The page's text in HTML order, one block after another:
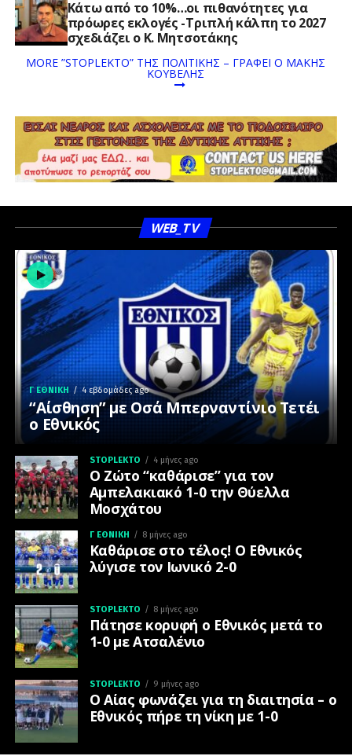
Κάτω από το 10%…οι πιθανότητες για
πρόωρες εκλογές -Τριπλή κάλπη το 2027
σχεδιάζει ο Κ. Μητσοτάκης
MORE ”STOPLEKTO” ΤΗΣ ΠΟΛΙΤΙΚΗΣ – ΓΡΆΦΕΙ Ο ΜΆΚΗΣ
ΚΟΥΒΈΛΗΣ
WEB_TV
Γ ΕΘΝΙΚΉ 4 εβδομάδες ago
“Αίσθηση” με Οσά Μπερναντίνιο Τετέι
ο Εθνικός
STOPLEKTO 4 μήνες ago
Ο Ζώτο “καθάρισε” για τον
Αμπελακιακό 1-0 την Θύελλα
Μοσχάτου
Γ ΕΘΝΙΚΉ 8 μήνες ago
Καθάρισε στο τέλος! Ο Εθνικός
λύγισε τον Ιωνικό 2-0
STOPLEKTO 8 μήνες ago
Πάτησε κορυφή ο Εθνικός μετά το
1-0 με Ατσαλένιο
STOPLEKTO 9 μήνες ago
Ο Αίας φωνάζει για τη διαιτησία – ο
Εθνικός πήρε τη νίκη με 1-0